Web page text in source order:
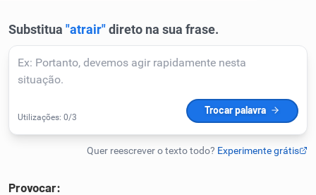
Corrigir Texto
Humanizador de IA
Provocar: